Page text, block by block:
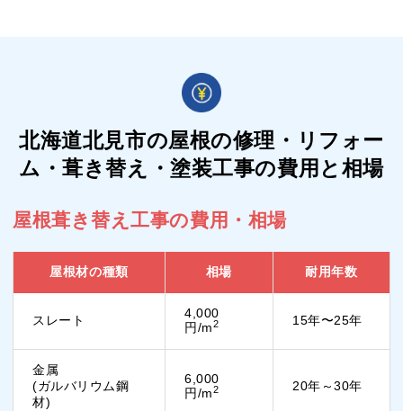
北海道北見市の屋根の修理・リフォー
ム・葺き替え・塗装工事の費用と相場
屋根葺き替え工事の費用・相場
屋根材の種類 相場 耐用年数
スレート
4,000
円/m2 15年〜25年
金属
(ガルバリウム鋼
材)
6,000
円/m2 20年～30年